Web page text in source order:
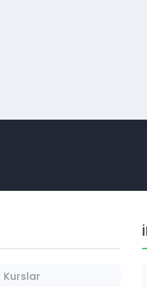
Kurslar